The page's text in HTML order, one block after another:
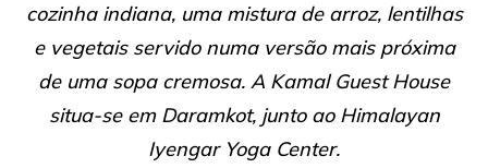
cozinha indiana, uma mistura de arroz, lentilhas
e vegetais servido numa versão mais próxima
de uma sopa cremosa. A Kamal Guest House
situa-se em Daramkot, junto ao Himalayan
Iyengar Yoga Center.